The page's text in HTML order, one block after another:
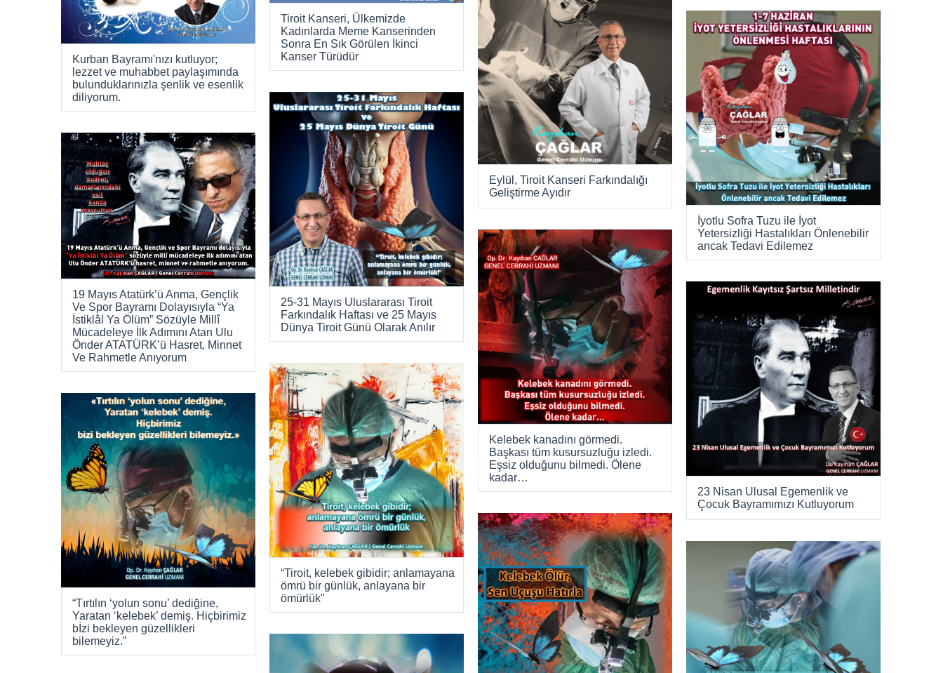
Tiroit Kanseri, Ülkemizde
Kadınlarda Meme Kanserinden
Sonra En Sık Görülen İkinci
Kanser Türüdür
Eylül, Tiroit Kanseri Farkındalığı
Geliştirme Ayıdır
Kurban Bayramı'nızı kutluyor;
lezzet ve muhabbet paylaşımında
bulunduklarınızla şenlik ve esenlik
diliyorum.
İyotlu Sofra Tuzu ile İyot
Yetersizliği Hastalıkları Önlenebilir
ancak Tedavi Edilemez
25-31 Mayıs Uluslararası Tiroit
Farkındalık Haftası ve 25 Mayıs
Dünya Tiroit Günü Olarak Anılır
19 Mayıs Atatürk’ü Anma, Gençlik
Ve Spor Bayramı Dolayısıyla “Ya
İstiklâl Ya Ölüm” Sözüyle Millî
Mücadeleye İlk Adımını Atan Ulu
Önder ATATÜRK’ü Hasret, Minnet
Ve Rahmetle Anıyorum
Kelebek kanadını görmedi.
Başkası tüm kusursuzluğu izledi.
Eşsiz olduğunu bilmedi. Ölene
kadar…
23 Nisan Ulusal Egemenlik ve
Çocuk Bayramımızı Kutluyorum
“Tiroit, kelebek gibidir; anlamayana
ömrü bir günlük, anlayana bir
ömürlük"
“Tırtılın ‘yolun sonu’ dediğine,
Yaratan ‘kelebek’ demiş. Hiçbirimiz
bİzi bekleyen güzellikleri
bilemeyiz.”